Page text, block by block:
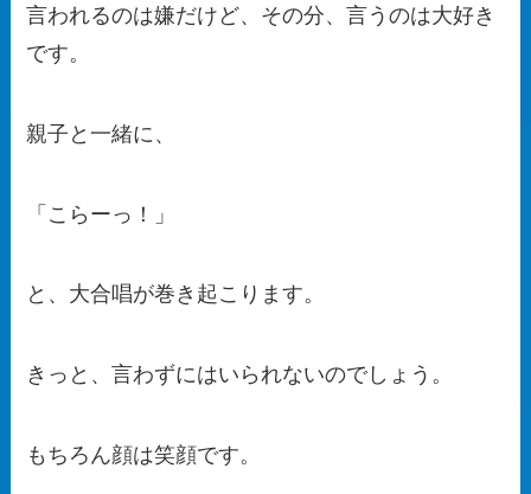
言われるのは嫌だけど、その分、言うのは大好き
です。
親子と一緒に、
「こらーっ！」
と、大合唱が巻き起こります。
きっと、言わずにはいられないのでしょう。
もちろん顔は笑顔です。